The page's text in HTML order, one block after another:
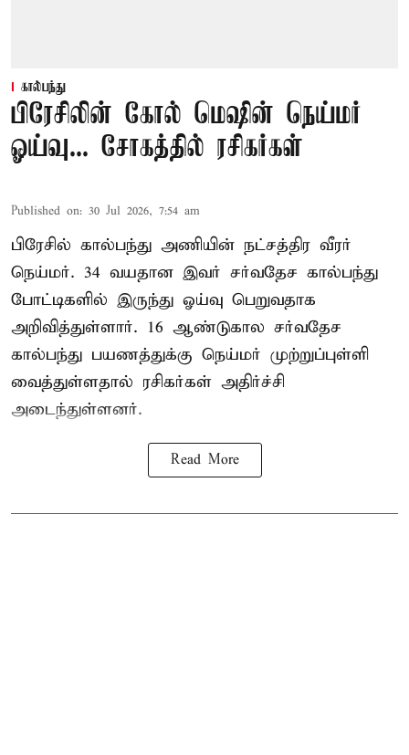
கால்பந்து
பிரேசிலின் கோல் மெஷின் நெய்மர்
ஓய்வு... சோகத்தில் ரசிகர்கள்
Published on: 30 Jul 2026, 7:54 am
பிரேசில் கால்பந்து அணியின் நட்சத்திர வீரர்
நெய்மர். 34 வயதான இவர் சர்வதேச கால்பந்து
போட்டிகளில் இருந்து ஓய்வு பெறுவதாக
அறிவித்துள்ளார். 16 ஆண்டுகால சர்வதேச
கால்பந்து பயணத்துக்கு நெய்மர் முற்றுப்புள்ளி
வைத்துள்ளதால் ரசிகர்கள் அதிர்ச்சி
அடைந்துள்ளனர்.
Read More